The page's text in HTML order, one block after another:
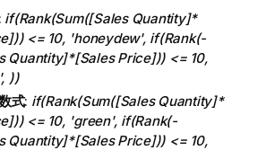
if(Rank(Sum([Sales Quantity]*
<= 10, 'honeydew', if(Rank(-
Quantity]*[Sales Price])) <= 10,
))
式: if(Rank(Sum([Sales Quantity]*
<= 10, 'green', if(Rank(-
Quantity]*[Sales Price])) <= 10,